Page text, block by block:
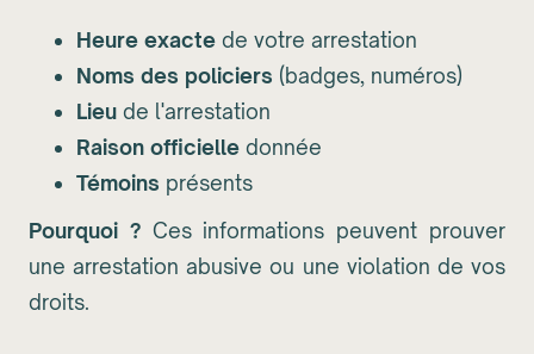
Heure exacte de votre arrestation
Noms des policiers (badges, numéros)
Lieu de l'arrestation
Raison officielle donnée
Témoins présents
Pourquoi ?Ces informations peuvent prouver
une arrestation abusive ou une violation de vos
droits.